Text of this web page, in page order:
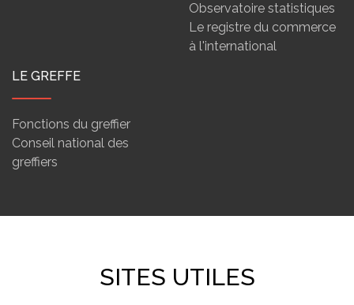
Observatoire statistiques
Le registre du commerce
à l'international
LE GREFFE
Fonctions du greffier
Conseil national des
greffiers
SITES UTILES